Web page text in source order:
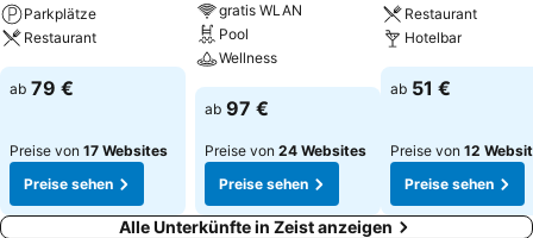
Parkplätze
Restaurant
ab 79 €
Preise von 17 Websites
Preise sehen
gratis WLAN
Pool
Wellness
ab 97 €
Preise von 24 Websites
Preise sehen
Restaurant
Hotelbar
ab 51 €
Preise von 12
Preise sehen
Alle Unterkünfte in Zeist anzeigen